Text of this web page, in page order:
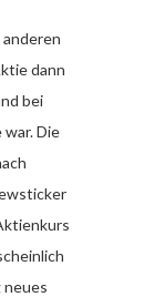
anderen
dann
bei
Die
neues